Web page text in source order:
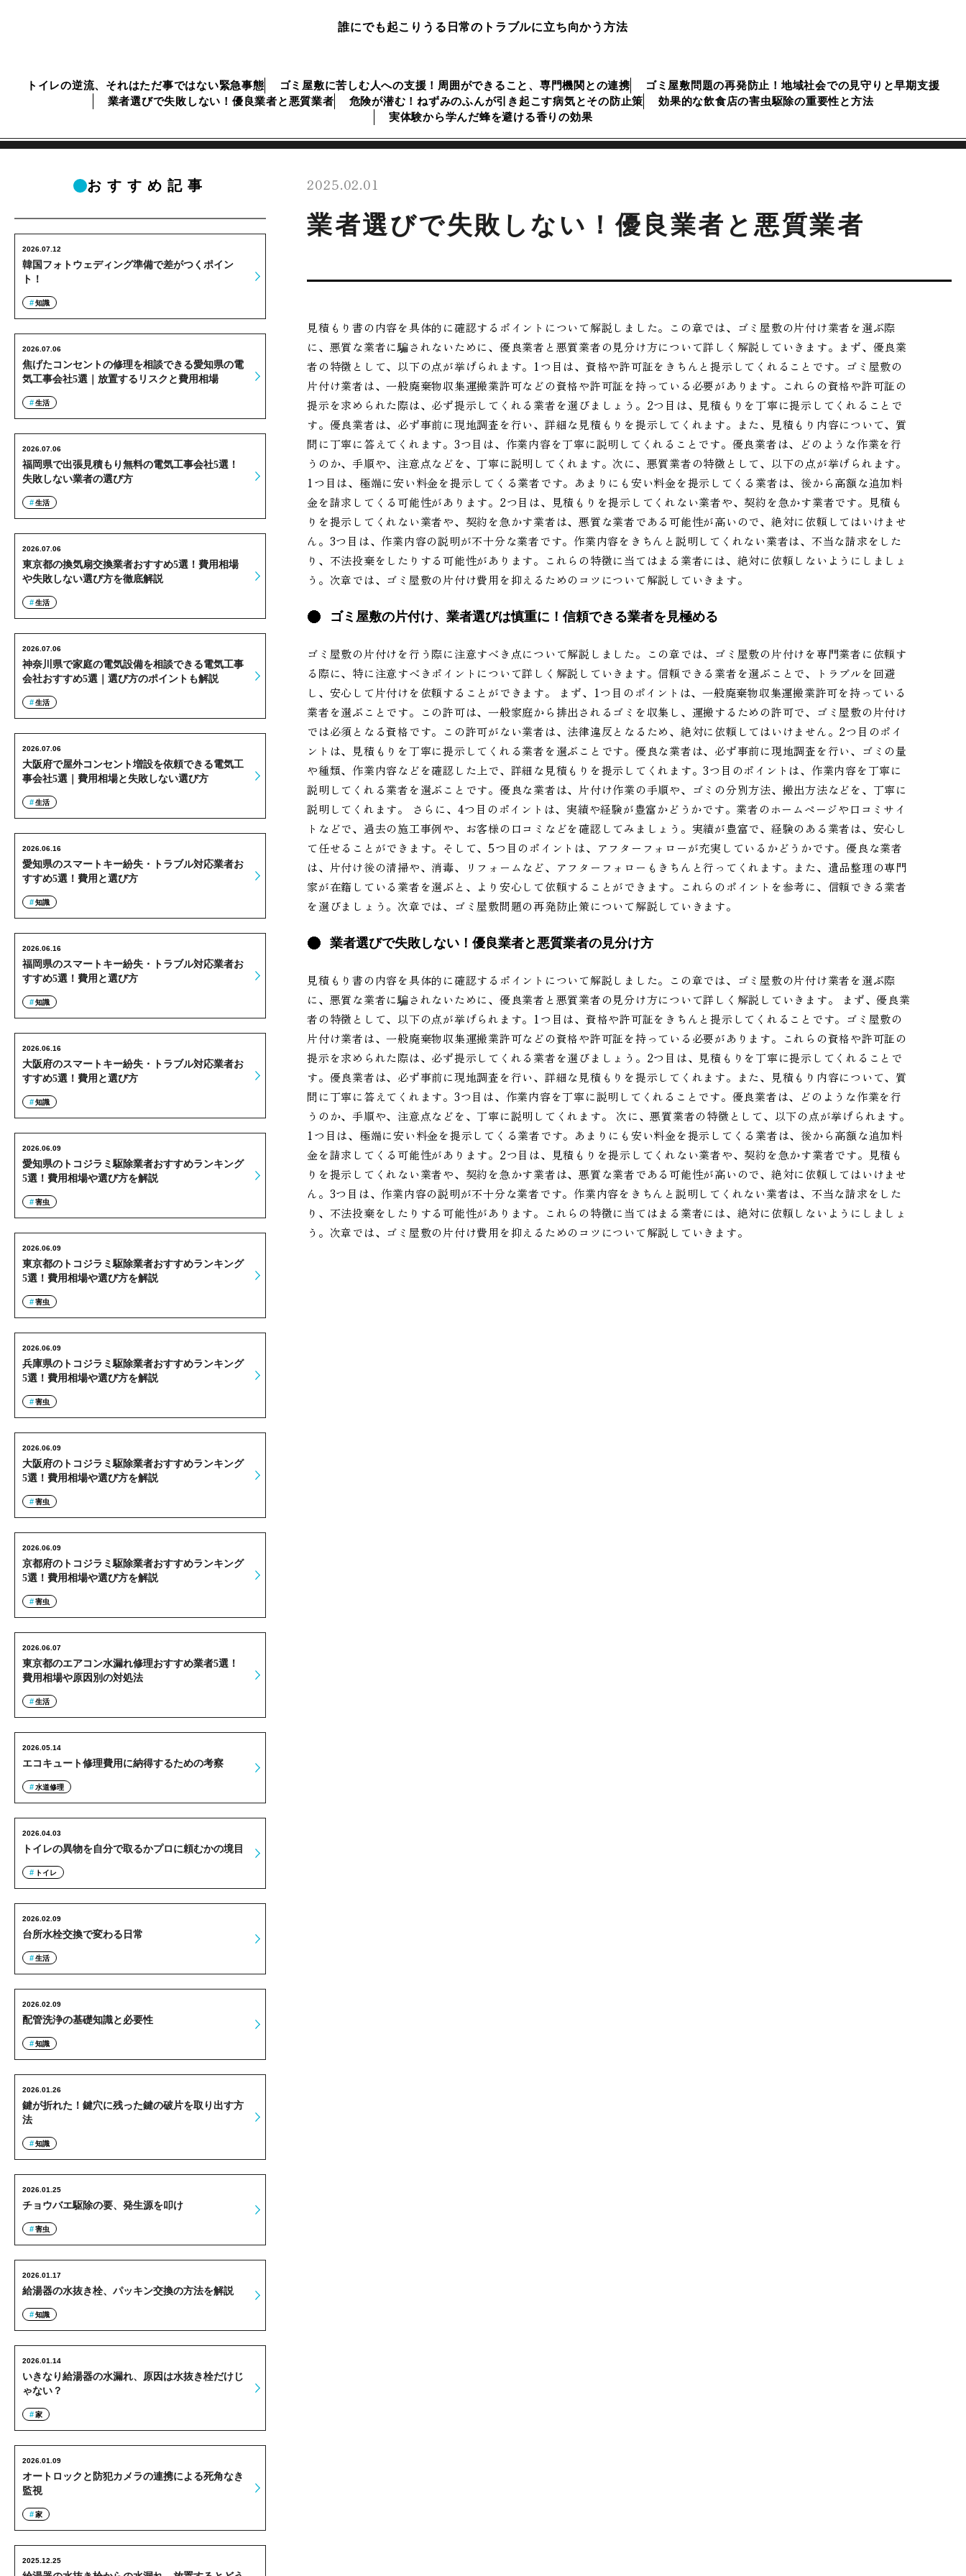
誰にでも起こりうる日常のトラブルに立ち向かう方法
トイレの逆流、それはただ事ではない緊急事態 ゴミ屋敷に苦しむ人への支援！周囲ができること、専門機関との連携
ゴミ屋敷問題の再発防止！地域社会での見守りと早期支援
業者選びで失敗しない！優良業者と悪質業者
危険が潜む！ねずみのふんが引き起こす病気とその防止策
効果的な飲食店の害虫駆除の重要性と方法
実体験から学んだ蜂を避ける香りの効果
2025.02.01
業者選びで失敗しない！優良業者と悪質業者
見積もり書の内容を具体的に確認するポイントについて解説しました。この章では、ゴミ屋敷の片付け業者を選ぶ際
に、悪質な業者に騙されないために、優良業者と悪質業者の見分け方について詳しく解説していきます。まず、優良業
者の特徴として、以下の点が挙げられます。1つ目は、資格や許可証をきちんと提示してくれることです。ゴミ屋敷の
片付け業者は、一般廃棄物収集運搬業許可などの資格や許可証を持っている必要があります。これらの資格や許可証の
提示を求められた際は、必ず提示してくれる業者を選びましょう。2つ目は、見積もりを丁寧に提示してくれることで
す。優良業者は、必ず事前に現地調査を行い、詳細な見積もりを提示してくれます。また、見積もり内容について、質
問に丁寧に答えてくれます。3つ目は、作業内容を丁寧に説明してくれることです。優良業者は、どのような作業を行
うのか、手順や、注意点などを、丁寧に説明してくれます。次に、悪質業者の特徴として、以下の点が挙げられます。
1つ目は、極端に安い料金を提示してくる業者です。あまりにも安い料金を提示してくる業者は、後から高額な追加料
金を請求してくる可能性があります。2つ目は、見積もりを提示してくれない業者や、契約を急かす業者です。見積も
りを提示してくれない業者や、契約を急かす業者は、悪質な業者である可能性が高いので、絶対に依頼してはいけませ
ん。3つ目は、作業内容の説明が不十分な業者です。作業内容をきちんと説明してくれない業者は、不当な請求をした
り、不法投棄をしたりする可能性があります。これらの特徴に当てはまる業者には、絶対に依頼しないようにしましょ
う。次章では、ゴミ屋敷の片付け費用を抑えるためのコツについて解説していきます。
ゴミ屋敷の片付け、業者選びは慎重に！信頼できる業者を見極める
ゴミ屋敷の片付けを行う際に注意すべき点について解説しました。この章では、ゴミ屋敷の片付けを専門業者に依頼す
る際に、特に注意すべきポイントについて詳しく解説していきます。信頼できる業者を選ぶことで、トラブルを回避
し、安心して片付けを依頼することができます。 まず、1つ目のポイントは、一般廃棄物収集運搬業許可を持っている
業者を選ぶことです。この許可は、一般家庭から排出されるゴミを収集し、運搬するための許可で、ゴミ屋敷の片付け
では必須となる資格です。この許可がない業者は、法律違反となるため、絶対に依頼してはいけません。2つ目のポイ
ントは、見積もりを丁寧に提示してくれる業者を選ぶことです。優良な業者は、必ず事前に現地調査を行い、ゴミの量
や種類、作業内容などを確認した上で、詳細な見積もりを提示してくれます。3つ目のポイントは、作業内容を丁寧に
説明してくれる業者を選ぶことです。優良な業者は、片付け作業の手順や、ゴミの分別方法、搬出方法などを、丁寧に
説明してくれます。 さらに、4つ目のポイントは、実績や経験が豊富かどうかです。業者のホームページや口コミサイ
トなどで、過去の施工事例や、お客様の口コミなどを確認してみましょう。実績が豊富で、経験のある業者は、安心し
て任せることができます。そして、5つ目のポイントは、アフターフォローが充実しているかどうかです。優良な業者
は、片付け後の清掃や、消毒、リフォームなど、アフターフォローもきちんと行ってくれます。また、遺品整理の専門
家が在籍している業者を選ぶと、より安心して依頼することができます。これらのポイントを参考に、信頼できる業者
を選びましょう。次章では、ゴミ屋敷問題の再発防止策について解説していきます。
業者選びで失敗しない！優良業者と悪質業者の見分け方
見積もり書の内容を具体的に確認するポイントについて解説しました。この章では、ゴミ屋敷の片付け業者を選ぶ際
に、悪質な業者に騙されないために、優良業者と悪質業者の見分け方について詳しく解説していきます。 まず、優良業
者の特徴として、以下の点が挙げられます。1つ目は、資格や許可証をきちんと提示してくれることです。ゴミ屋敷の
片付け業者は、一般廃棄物収集運搬業許可などの資格や許可証を持っている必要があります。これらの資格や許可証の
提示を求められた際は、必ず提示してくれる業者を選びましょう。2つ目は、見積もりを丁寧に提示してくれることで
す。優良業者は、必ず事前に現地調査を行い、詳細な見積もりを提示してくれます。また、見積もり内容について、質
問に丁寧に答えてくれます。3つ目は、作業内容を丁寧に説明してくれることです。優良業者は、どのような作業を行
うのか、手順や、注意点などを、丁寧に説明してくれます。 次に、悪質業者の特徴として、以下の点が挙げられます。
1つ目は、極端に安い料金を提示してくる業者です。あまりにも安い料金を提示してくる業者は、後から高額な追加料
金を請求してくる可能性があります。2つ目は、見積もりを提示してくれない業者や、契約を急かす業者です。見積も
りを提示してくれない業者や、契約を急かす業者は、悪質な業者である可能性が高いので、絶対に依頼してはいけませ
ん。3つ目は、作業内容の説明が不十分な業者です。作業内容をきちんと説明してくれない業者は、不当な請求をした
り、不法投棄をしたりする可能性があります。これらの特徴に当てはまる業者には、絶対に依頼しないようにしましょ
う。次章では、ゴミ屋敷の片付け費用を抑えるためのコツについて解説していきます。
おすすめ記事
韓国フォトウェディング準備で差がつくポイン
ト！
2026.07.12
知識
焦げたコンセントの修理を相談できる愛知県の電
気工事会社5選｜放置するリスクと費用相場
2026.07.06
生活
福岡県で出張見積もり無料の電気工事会社5選！
失敗しない業者の選び方
2026.07.06
生活
東京都の換気扇交換業者おすすめ5選！費用相場
や失敗しない選び方を徹底解説
2026.07.06
生活
神奈川県で家庭の電気設備を相談できる電気工事
会社おすすめ5選｜選び方のポイントも解説
2026.07.06
生活
大阪府で屋外コンセント増設を依頼できる電気工
事会社5選｜費用相場と失敗しない選び方
2026.07.06
生活
愛知県のスマートキー紛失・トラブル対応業者お
すすめ5選！費用と選び方
2026.06.16
知識
福岡県のスマートキー紛失・トラブル対応業者お
すすめ5選！費用と選び方
2026.06.16
知識
大阪府のスマートキー紛失・トラブル対応業者お
すすめ5選！費用と選び方
2026.06.16
知識
愛知県のトコジラミ駆除業者おすすめランキング
5選！費用相場や選び方を解説
2026.06.09
害虫
東京都のトコジラミ駆除業者おすすめランキング
5選！費用相場や選び方を解説
2026.06.09
害虫
兵庫県のトコジラミ駆除業者おすすめランキング
5選！費用相場や選び方を解説
2026.06.09
害虫
大阪府のトコジラミ駆除業者おすすめランキング
5選！費用相場や選び方を解説
2026.06.09
害虫
京都府のトコジラミ駆除業者おすすめランキング
5選！費用相場や選び方を解説
2026.06.09
害虫
東京都のエアコン水漏れ修理おすすめ業者5選！
費用相場や原因別の対処法
2026.06.07
生活
エコキュート修理費用に納得するための考察
2026.05.14
水道修理
トイレの異物を自分で取るかプロに頼むかの境目
2026.04.03
トイレ
台所水栓交換で変わる日常
2026.02.09
生活
配管洗浄の基礎知識と必要性
2026.02.09
知識
鍵が折れた！鍵穴に残った鍵の破片を取り出す方
法
2026.01.26
知識
チョウバエ駆除の要、発生源を叩け
2026.01.25
害虫
給湯器の水抜き栓、パッキン交換の方法を解説
2026.01.17
知識
いきなり給湯器の水漏れ、原因は水抜き栓だけじ
ゃない？
2026.01.14
家
オートロックと防犯カメラの連携による死角なき
監視
2026.01.09
家
2025.12.25